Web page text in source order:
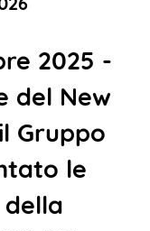
2025 -
del New
Gruppo
le